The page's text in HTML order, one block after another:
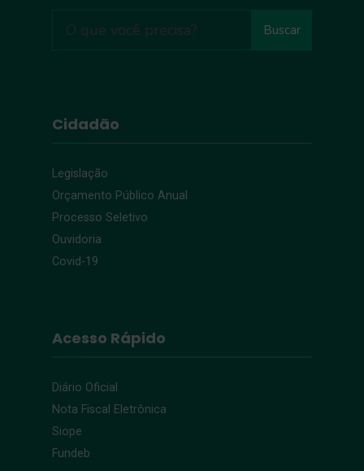
Buscar
Cidadão
Legislação
Orçamento Público Anual
Processo Seletivo
Ouvidoria
Covid-19
Acesso Rápido
Diário Oficial
Nota Fiscal Eletrônica
Siope
Fundeb